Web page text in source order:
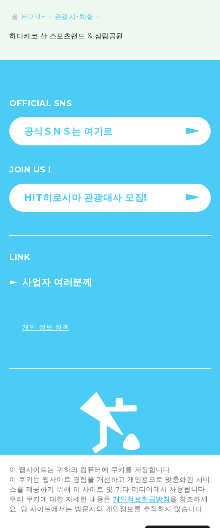
HOME 관광지・체험
하다카코 산 스포츠랜드 & 삼림공원
OFFICIAL SNS
공식ＳＮＳ는 여기로
JOIN US !
HIT히로시마 관광대사 모집!
LINK
사업자 여러분께
개인 정보 정책
©Hiroshima Tourism Association /
Hiroshima Prefecture / Hiroshima City .
All rights reserved
이 웹사이트는 귀하의 컴퓨터에 쿠키를 저장합니다.
이 쿠키는 웹사이트 경험을 개선하고 개인용으로 맞춤화된 서비
스를 제공하기 위해 이 사이트 및 기타 미디어에서 사용됩니다.
우리 쿠키에 대한 자세한 내용은개인정보취급방침을 참조하세
요. 당 사이트에서는 방문자의 개인정보를 추적하지 않습니다.